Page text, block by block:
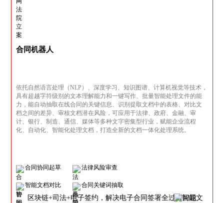
合同机器人
依托自然语言处理（NLP）、深度学习、知识图谱、计算机视觉等技术，
具有超越字符级别的文本理解能力和一键写作、批量智能处理文件的能
力，能自动抽取在线合同的关键信息、识别提取文档中的表格、对比文
档之间的差异、审核文档潜在风险，可应用于法律、政府、金融、审
计、银行、制造、通信、媒体等多种文字密集型行业，赋能企业流程
化、自动化、智能化处理文档，打造全新的文档一体化处理系统。
合同协同起草 法律风险审查
智能文档对比 合同关键词抽取
区块链+司法+电子签约，解决电子合同签署全过程问题